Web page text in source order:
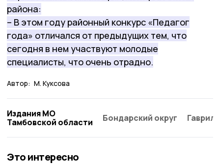
района:
– В этом году районный конкурс «Педагог
года» отличался от предыдущих тем, что
сегодня в нем участвуют молодые
специалисты, что очень отрадно.
Автор: М. Куксова
Издания МО
Тамбовской области
Бондарский округ
Это интересно